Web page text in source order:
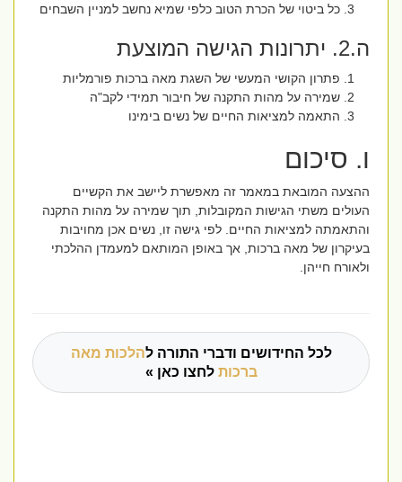
כל ביטוי של הכרת הטוב כלפי שמיא נחשב למניין השבחים
ה.2. יתרונות הגישה המוצעת
פתרון הקושי המעשי של השגת מאה ברכות פורמליות
שמירה על מהות התקנה של חיבור תמידי לקב"ה
התאמה למציאות החיים של נשים בימינו
ו. סיכום
ההצעה המובאת במאמר זה מאפשרת ליישב את הקשיים
העולים משתי הגישות המקובלות, תוך שמירה על מהות התקנה
והתאמתה למציאות החיים. לפי גישה זו, נשים אכן מחויבות
בעיקרון של מאה ברכות, אך באופן המותאם למעמדן ההלכתי
ולאורח חייהן.
לכל החידושים ודברי התורה להלכות מאה
ברכותלחצו כאן »